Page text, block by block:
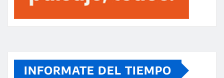
INFORMATE DEL TIEMPO